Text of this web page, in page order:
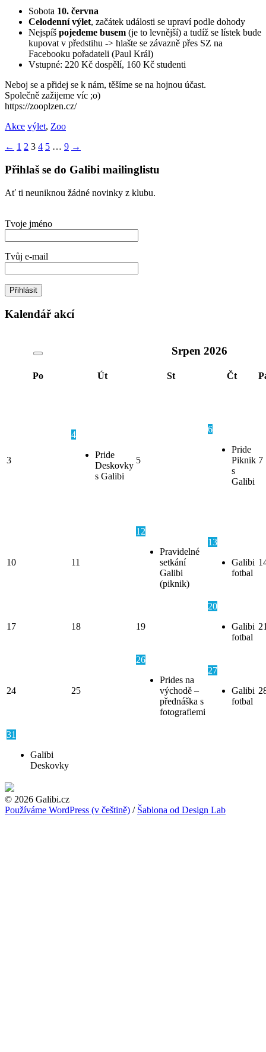
Sobota 10. června
Celodenní výlet, začátek události se upraví podle dohody
Nejspíš pojedeme busem (je to levnější) a tudíž se lístek bude
kupovat v předstihu -> hlašte se závazně přes SZ na
Facebooku pořadateli (Paul Král)
Vstupné: 220 Kč dospělí, 160 Kč studenti
Neboj se a přidej se k nám, těšíme se na hojnou účast.
Společně zažijeme víc ;o)
https://zooplzen.cz/
Akce výlet, Zoo
Stránkování
příspěvků
← 1 2 3 4 5 … 9 →
Přihlaš se do Galibi mailinglistu
Ať ti neuniknou žádné novinky z klubu.
Tvoje jméno
Tvůj e-mail
Kalendář akcí
Srpen 2026
Po Út St Čt
3
4
Pride
Deskovky
s Galibi
5
6
Pride
Piknik
s
Galibi
7
10 11
12
Pravidelné
setkání
Galibi
(piknik)
13
Galibi
fotbal
17 18 19
20
Galibi
fotbal
24 25
26
Prides na
východě –
přednáška s
fotografiemi
27
Galibi
fotbal
31
Galibi
Deskovky
© 2026 Galibi.cz
Používáme WordPress (v češtině) / Šablona od Design Lab